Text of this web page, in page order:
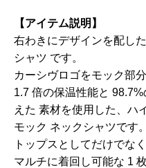
【アイテム説明】
右わきにデザインを配し
シャツ です。
カーシヴロゴをモック部
1.7 倍の保温性能と
えた 素材を使用した、ハ
モック ネックシャツです。
トップスとしてだけでな
マルチに着回し可能な 1